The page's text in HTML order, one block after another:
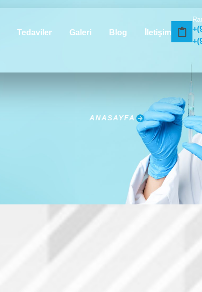
Tedaviler Galeri Blog İletişim
ANASAYFA